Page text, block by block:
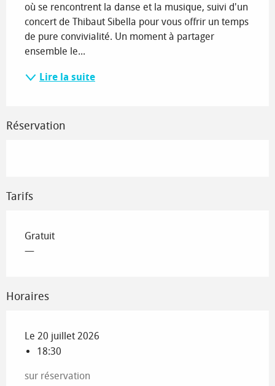
où se rencontrent la danse et la musique, suivi d'un
concert de Thibaut Sibella pour vous offrir un temps
de pure convivialité. Un moment à partager
ensemble le...
Lire la suite
Réservation
Tarifs
Gratuit
—
Horaires
Le 20 juillet 2026
18:30
sur réservation